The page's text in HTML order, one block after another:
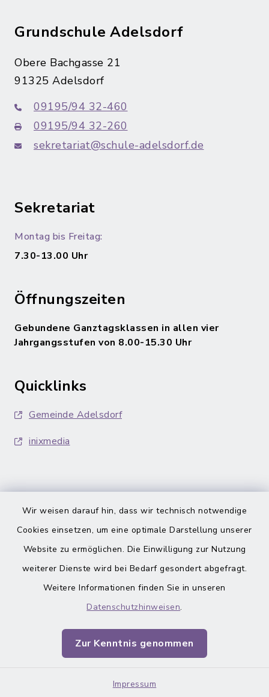
Wir weisen darauf hin, dass wir technisch notwendige
Cookies einsetzen, um eine optimale Darstellung unserer
Website zu ermöglichen. Die Einwilligung zur Nutzung
weiterer Dienste wird bei Bedarf gesondert abgefragt.
Weitere Informationen finden Sie in unseren
Datenschutzhinweisen.
Zur Kenntnis genommen
Impressum
Grundschule Adelsdorf
Obere Bachgasse 21
91325 Adelsdorf
09195/94 32-460
09195/94 32-260
sekretariat@schule-adelsdorf.de
Sekretariat
Montag bis Freitag:
7.30-13.00 Uhr
Öffnungszeiten
Gebundene Ganztagsklassen in allen vier
Jahrgangsstufen von 8.00-15.30 Uhr
Quicklinks
Gemeinde Adelsdorf
inixmedia
Barrierefreiheit
Datenschutz
Impressum
Cookie-Einstellungen